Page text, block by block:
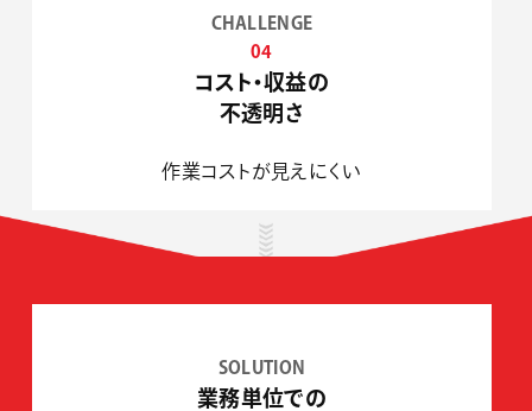
CHALLENGE
04
コスト・収益の
不透明さ
作業コストが見えにくい
SOLUTION
業務単位での